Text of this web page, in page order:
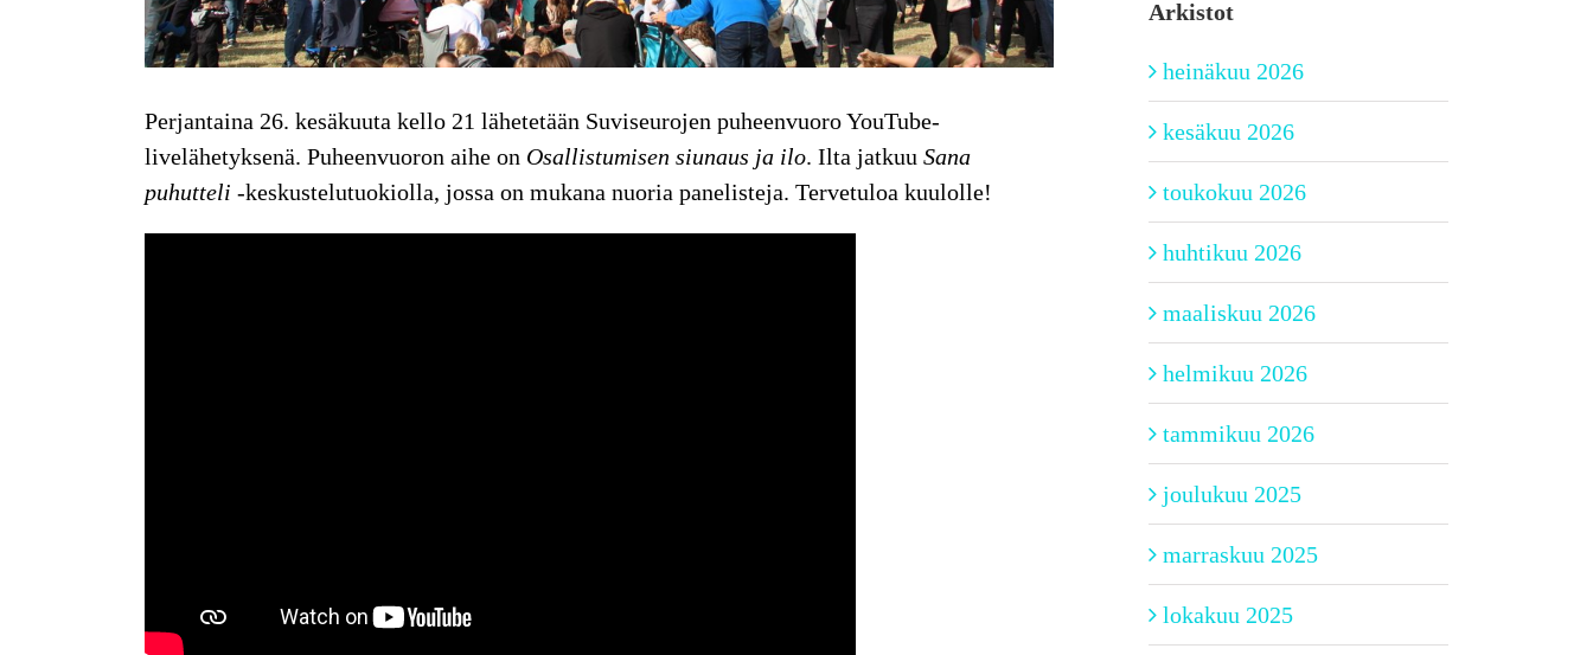
Perjantaina 26. kesäkuuta kello 21 lähetetään Suviseurojen puheenvuoro YouTube-
livelähetyksenä. Puheenvuoron aihe on Osallistumisen siunaus ja ilo. Ilta jatkuu Sana
puhutteli -keskustelutuokiolla, jossa on mukana nuoria panelisteja. Tervetuloa kuulolle!
Arkistot
heinäkuu 2026
kesäkuu 2026
toukokuu 2026
huhtikuu 2026
maaliskuu 2026
helmikuu 2026
tammikuu 2026
joulukuu 2025
marraskuu 2025
lokakuu 2025